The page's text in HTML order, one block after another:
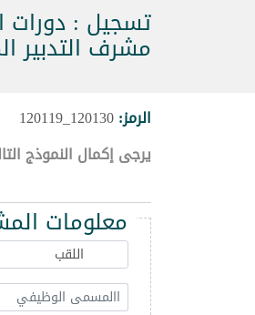
تسجيل : دورات
مشرف التدبير
الرمز:
يرجى إكمال النموذج
معلومات